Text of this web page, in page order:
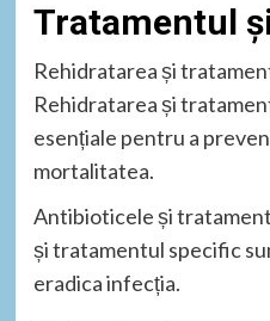
Tratamentul
Rehidratarea și
Rehidratarea și
esențiale pentru a
mortalitatea.
Antibioticele și
și tratamentul specific
eradica infecția.